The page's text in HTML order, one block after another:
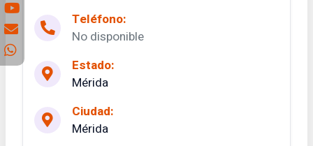
Teléfono:
No disponible
Estado:
Mérida
Ciudad:
Mérida